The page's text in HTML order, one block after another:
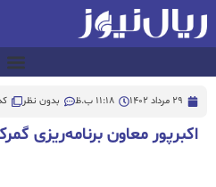
29 مرداد 1402 11:18 ب.ظ بدون نظر
اکبرپور معاون برنامه‌ریزی